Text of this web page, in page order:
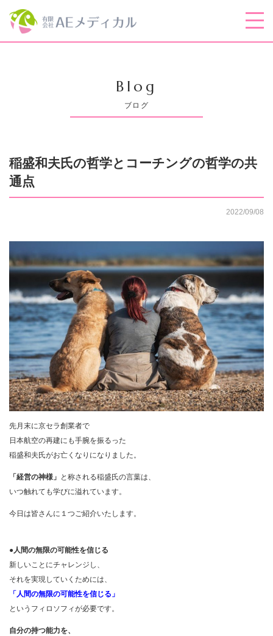
Blog
ブログ
稲盛和夫氏の哲学とコーチングの哲学の共
通点
2022/09/08
先月末に京セラ創業者で
日本航空の再建にも手腕を振るった
稲盛和夫氏がお亡くなりになりました。
「経営の神様」 と称される稲盛氏の言葉は、
いつ触れても学びに溢れています。
今日は皆さんに１つご紹介いたします。
●人間の無限の可能性を信じる
新しいことにチャレンジし、
それを実現していくためには、
「人間の無限の可能性を信じる」
というフィロソフィが必要です。
自分の持つ能力を、